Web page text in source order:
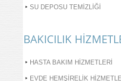
SU DEPOSU TEMİZLİĞİ
BAKICILIK
HASTA BAKIM HİZMETLERİ
EVDE HEMŞİRELİK